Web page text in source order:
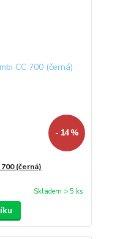
- 14 %
(černá)
Skladem > 5 ks